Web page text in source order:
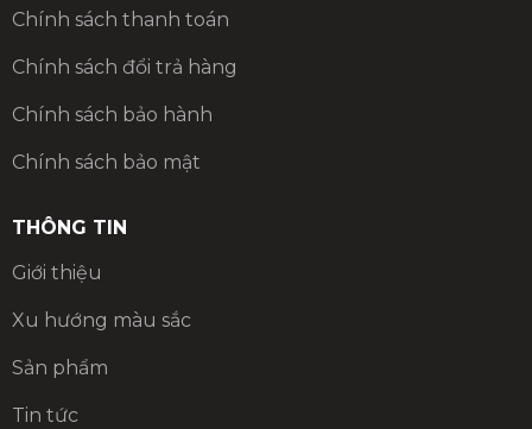
Chính sách thanh toán
Chính sách đổi trả hàng
Chính sách bảo hành
Chính sách bảo mật
THÔNG TIN
Giới thiệu
Xu hướng màu sắc
Sản phẩm
Tin tức